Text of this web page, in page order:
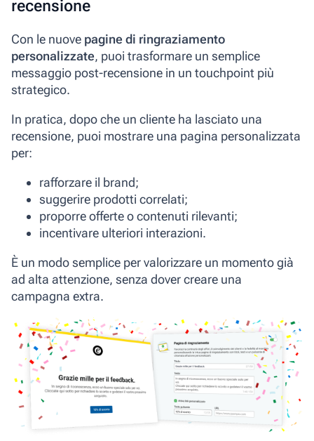
recensione
Con le nuove pagine di ringraziamento
personalizzate, puoi trasformare un semplice
messaggio post-recensione in un touchpoint più
strategico.
In pratica, dopo che un cliente ha lasciato una
recensione, puoi mostrare una pagina personalizzata
per:
rafforzare il brand;
suggerire prodotti correlati;
proporre offerte o contenuti rilevanti;
incentivare ulteriori interazioni.
È un modo semplice per valorizzare un momento già
ad alta attenzione, senza dover creare una
campagna extra.